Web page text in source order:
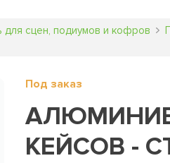
сцен, подиумов и кофров
Под заказ
КЕЙСОВ -